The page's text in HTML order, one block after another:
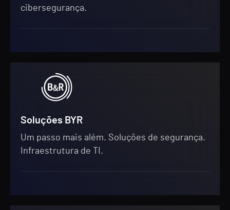
cibersegurança.
Soluções BYR
Um passo mais além. Soluções de segurança.
Infraestrutura de TI.